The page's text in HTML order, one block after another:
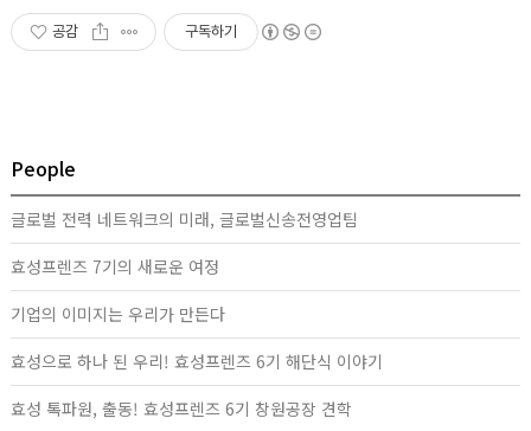
공감 구독하기
People
글로벌 전력 네트워크의 미래, 글로벌신송전영업팀
효성프렌즈 7기의 새로운 여정
기업의 이미지는 우리가 만든다
효성으로 하나 된 우리! 효성프렌즈 6기 해단식 이야기
효성 톡파원, 출동! 효성프렌즈 6기 창원공장 견학